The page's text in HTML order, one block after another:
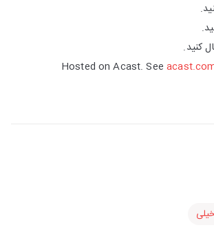
کنید.
Hosted on Acast. See